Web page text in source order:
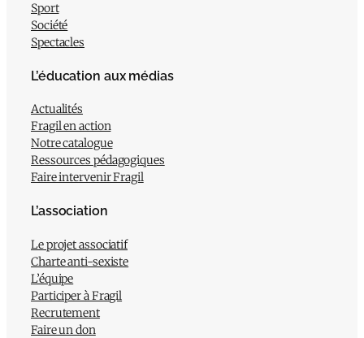
Sport
Société
Spectacles
L’éducation aux médias
Actualités
Fragil en action
Notre catalogue
Ressources pédagogiques
Faire intervenir Fragil
L’association
Le projet associatif
Charte anti-sexiste
L’équipe
Participer à Fragil
Recrutement
Faire un don